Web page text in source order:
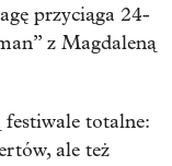
przyciąga 24-
z Magdaleną
totalne:
ale też